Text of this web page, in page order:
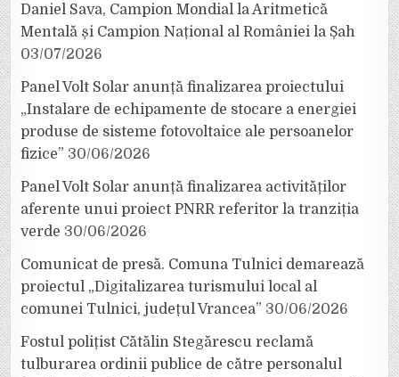
Daniel Sava, Campion Mondial la Aritmetică
Mentală și Campion Național al României la Șah
03/07/2026
Panel Volt Solar anunță finalizarea proiectului
„Instalare de echipamente de stocare a energiei
produse de sisteme fotovoltaice ale persoanelor
fizice” 30/06/2026
Panel Volt Solar anunță finalizarea activităților
aferente unui proiect PNRR referitor la tranziția
verde 30/06/2026
Comunicat de presă. Comuna Tulnici demarează
proiectul „Digitalizarea turismului local al
comunei Tulnici, județul Vrancea” 30/06/2026
Fostul polițist Cătălin Stegărescu reclamă
tulburarea ordinii publice de către personalul